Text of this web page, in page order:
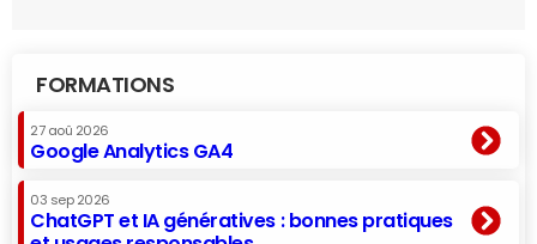
FORMATIONS
27 aoû 2026
Google Analytics GA4
03 sep 2026
ChatGPT et IA génératives : bonnes pratiques